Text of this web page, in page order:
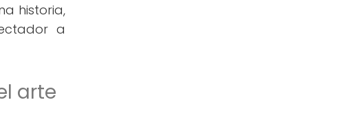
historia,
a
arte